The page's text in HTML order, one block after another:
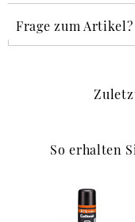
Frage zum Artikel?
So erhalten